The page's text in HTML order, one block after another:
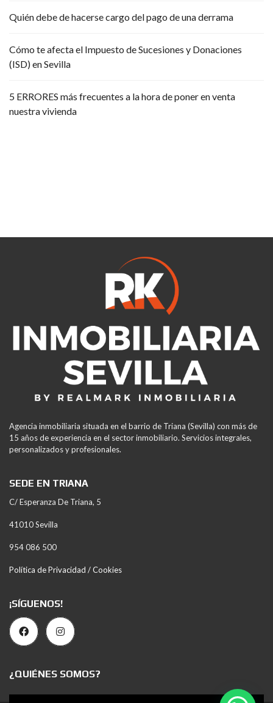
Quién debe de hacerse cargo del pago de una derrama
Cómo te afecta el Impuesto de Sucesiones y Donaciones
(ISD) en Sevilla
5 ERRORES más frecuentes a la hora de poner en venta
nuestra vivienda
Agencia inmobiliaria situada en el barrio de Triana (Sevilla) con más de
15 años de experiencia en el sector inmobiliario. Servicios integrales,
personalizados y profesionales.
SEDE EN TRIANA
C/ Esperanza De Triana, 5
41010 Sevilla
954 086 500
Política de Privacidad / Cookies
¡SÍGUENOS!
¿QUIÉNES SOMOS?